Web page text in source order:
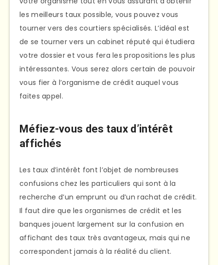
les meilleurs taux possible, vous pouvez vous
tourner vers des courtiers spécialisés. L’idéal est
de se tourner vers un cabinet réputé qui étudiera
votre dossier et vous fera les propositions les plus
intéressantes. Vous serez alors certain de pouvoir
vous fier à l’organisme de crédit auquel vous
faites appel.
Méfiez-vous des taux d’intérêt
affichés
Les taux d’intérêt font l’objet de nombreuses
confusions chez les particuliers qui sont à la
recherche d’un emprunt ou d’un rachat de crédit.
Il faut dire que les organismes de crédit et les
banques jouent largement sur la confusion en
affichant des taux très avantageux, mais qui ne
correspondent jamais à la réalité du client.